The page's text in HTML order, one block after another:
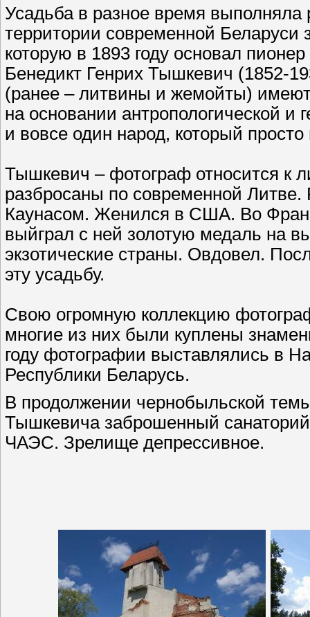
Усадьба в разное время
территории современной Беларуси
которую в 1893 году основал
Бенедикт Генрих Тышкевич (1852-
(ранее – литвины и жемойты)
на основании антропологической и
и вовсе один народ, который
Тышкевич – фотограф относится к
разбросаны по современной
Каунасом. Женился в США. Во
выйграл с ней золотую медаль на
экзотические страны. Овдовел.
эту усадьбу.
Свою огромную коллекцию
многие из них были куплены
году фотографии выставлялись в
Республики Беларусь.
В продолжении чернобыльской
Тышкевича заброшенный
ЧАЭС. Зрелище депрессивное.